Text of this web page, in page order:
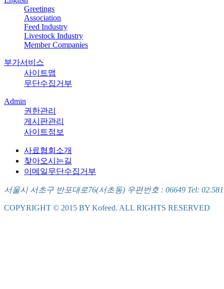
Greetings
Association
Feed Industry
Livestock Industry
Member Companies
부가서비스
사이트맵
무단수집거부
Admin
권한관리
게시판관리
사이트정보
사료협회소개
찾아오시는길
이메일무단수집거부
서울시 서초구 반포대로76(서초동) 우편번호 : 06649 Tel:
COPYRIGHT © 2015 BY Kofeed. ALL RIGHTS RESERVED